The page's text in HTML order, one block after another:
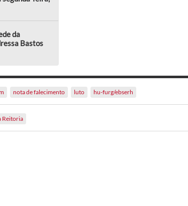
da
Bastos
nota de falecimento luto hu-furg/ebserh
Reitoria